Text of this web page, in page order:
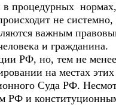
процедурных
не
важным
и гражданина.
РФ, но, тем не
на местах этих
Суда РФ.
РФ и